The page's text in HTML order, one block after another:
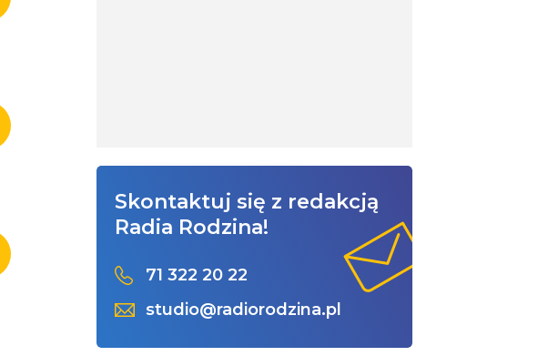
Skontaktuj się z redakcją
Radia Rodzina!
71 322 20 22
studio@radiorodzina.pl